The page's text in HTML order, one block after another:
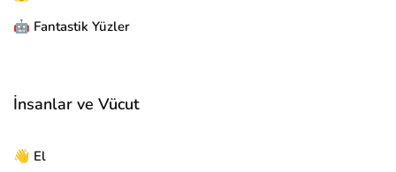
🤖 Fantastik Yüzler
İnsanlar ve Vücut
👋 El